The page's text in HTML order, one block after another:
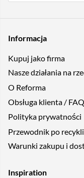
Informacja
Kupuj jako firma
Nasze działania na
O Reforma
Obsługa klienta / FAQ
Polityka prywatności
Przewodnik po
Warunki zakupu i
Inspiration